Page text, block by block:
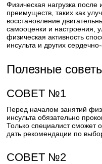
Физическая нагрузка после
преимуществ, таких как
восстановление
самооценки и настроения,
физическая активность
инсульта и других
Полезные
СОВЕТ №1
Перед началом занятий
инсульта обязательно
Только специалист сможет
дать рекомендации по
СОВЕТ №2